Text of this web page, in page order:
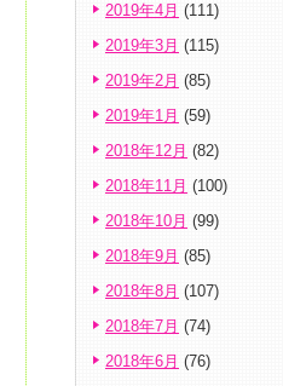
2019年4月 (111)
2019年3月 (115)
2019年2月 (85)
2019年1月 (59)
2018年12月 (82)
2018年11月 (100)
2018年10月 (99)
2018年9月 (85)
2018年8月 (107)
2018年7月 (74)
2018年6月 (76)